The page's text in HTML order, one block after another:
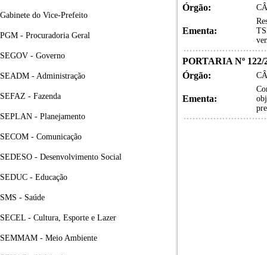
Gabinete do Vice-Prefeito
PGM - Procuradoria Geral
SEGOV - Governo
SEADM - Administração
SEFAZ - Fazenda
SEPLAN - Planejamento
SECOM - Comunicação
SEDESO - Desenvolvimento Social
SEDUC - Educação
SMS - Saúde
SECEL - Cultura, Esporte e Lazer
SEMMAM - Meio Ambiente
Órgão:
Ementa:
PORTARIA Nº
Órgão:
Ementa: